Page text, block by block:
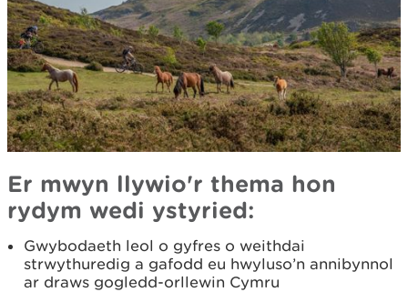
Er mwyn llywio'r thema hon
rydym wedi ystyried:
Gwybodaeth leol o gyfres o weithdai
strwythuredig a gafodd eu hwyluso’n annibynnol
ar draws gogledd-orllewin Cymru